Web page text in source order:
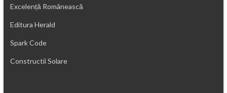
Excelență Românească
Editura Herald
Spark Code
Constructii Solare